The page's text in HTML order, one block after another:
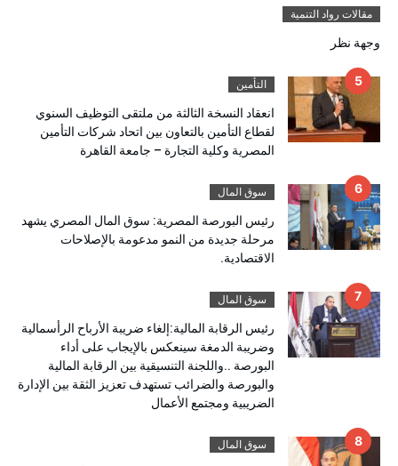
مقالات رواد التنمية
وجهة نظر
التأمين
انعقاد النسخة الثالثة من ملتقى التوظيف السنوي
لقطاع التأمين بالتعاون بين اتحاد شركات التأمين
المصرية وكلية التجارة – جامعة القاهرة
سوق المال
رئيس البورصة المصرية: سوق المال المصري يشهد
مرحلة جديدة من النمو مدعومة بالإصلاحات
الاقتصادية.
سوق المال
رئيس الرقابة المالية:إلغاء ضريبة الأرباح الرأسمالية
وضريبة الدمغة سينعكس بالإيجاب على أداء
البورصة ..واللجنة التنسيقية بين الرقابة المالية
والبورصة والضرائب تستهدف تعزيز الثقة بين الإدارة
الضريبية ومجتمع الأعمال
سوق المال